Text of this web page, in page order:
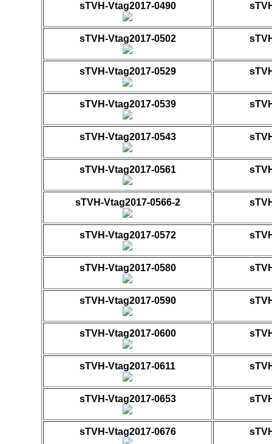
sTVH-Vtag2017-0490
sTVH-Vtag2017-0502
sTVH-Vtag2017-0529
sTVH-Vtag2017-0539
sTVH-Vtag2017-0543
sTVH-Vtag2017-0561
sTVH-Vtag2017-0566-2
sTVH-Vtag2017-0572
sTVH-Vtag2017-0580
sTVH-Vtag2017-0590
sTVH-Vtag2017-0600
sTVH-Vtag2017-0611
sTVH-Vtag2017-0653
sTVH-Vtag2017-0676